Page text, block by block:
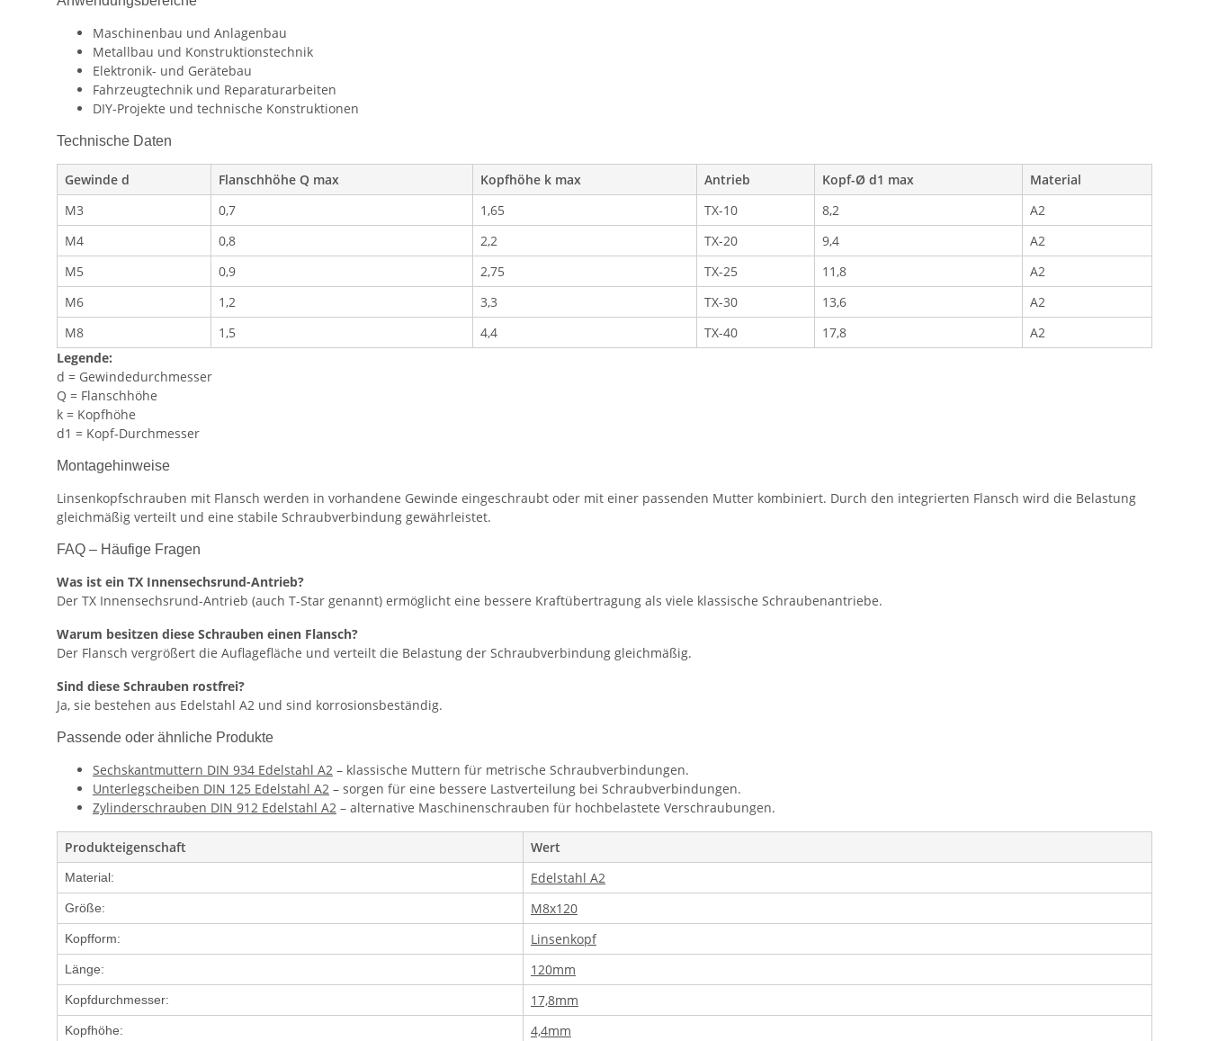
Maschinenbau und Anlagenbau
Metallbau und Konstruktionstechnik
Elektronik- und Gerätebau
Fahrzeugtechnik und Reparaturarbeiten
DIY-Projekte und technische Konstruktionen
Technische Daten
Gewinde d Flanschhöhe Q max Kopfhöhe k max Antrieb Kopf-Ø d1 max
Material
M3
0,7 1,65 TX-10 8,2
A2
M4
0,8 2,2 TX-20 9,4
A2
M5
0,9 2,75 TX-25 11,8
A2
M6
1,2 3,3 TX-30 13,6
A2
M8
1,5 4,4 TX-40 17,8
A2
Legende:
d = Gewindedurchmesser
Q = Flanschhöhe
k = Kopfhöhe
d1 = Kopf-Durchmesser
Montagehinweise
Linsenkopfschrauben mit Flansch werden in vorhandene Gewinde eingeschraubt oder mit einer passenden Mutter kombiniert. Durch den integrierten Flansch wird die Belastung
gleichmäßig verteilt und eine stabile Schraubverbindung gewährleistet.
FAQ – Häufige Fragen
Was ist ein TX Innensechsrund-Antrieb?
Der TX Innensechsrund-Antrieb (auch T-Star genannt) ermöglicht eine bessere Kraftübertragung als viele klassische Schraubenantriebe.
Warum besitzen diese Schrauben einen Flansch?
Der Flansch vergrößert die Auflagefläche und verteilt die Belastung der Schraubverbindung gleichmäßig.
Sind diese Schrauben rostfrei?
Ja, sie bestehen aus Edelstahl A2 und sind korrosionsbeständig.
Passende oder ähnliche Produkte
Sechskantmuttern DIN 934 Edelstahl A2 – klassische Muttern für metrische Schraubverbindungen.
Unterlegscheiben DIN 125 Edelstahl A2 – sorgen für eine bessere Lastverteilung bei Schraubverbindungen.
Zylinderschrauben DIN 912 Edelstahl A2 – alternative Maschinenschrauben für hochbelastete Verschraubungen.
Produkteigenschaft Wert
Material: Edelstahl A2
Größe: M8x120
Kopfform: Linsenkopf
Länge: 120mm
Kopfdurchmesser: 17,8mm
Kopfhöhe: 4,4mm